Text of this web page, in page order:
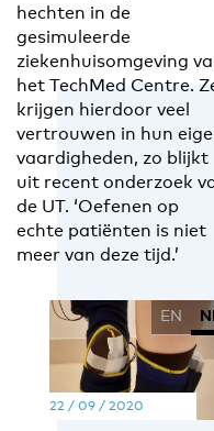
hechten in de
gesimuleerde
ziekenhuisomgeving
het TechMed Centre.
krijgen hierdoor veel
vertrouwen in hun
vaardigheden, zo blijkt
uit recent onderzoek
de UT. ‘Oefenen op
echte patiënten is niet
meer van deze tijd.’
EN
22 / 09 / 2020